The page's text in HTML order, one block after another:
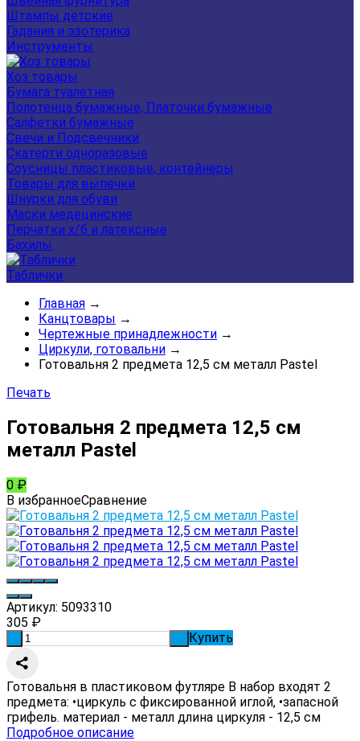
Штампы детские
Гадания и эзотерика
Инструменты
Хоз товары
Бумага туалетная
Полотенца бумажные, Платочки бумажные
Салфетки бумажные
Свечи и Подсвечники
Скатерти одноразовые
Соусницы пластиковые, контейнеры
Товары для выпечки
Шнурки для обуви
Маски медецинские
Перчатки х/б и латексные
Бахилы
Таблички
Главная →
Канцтовары →
Чертежные принадлежности →
Циркули, готовальни →
Готовальня 2 предмета 12,5 см металл Pastel
Печать
Готовальня 2 предмета 12,5 см
металл Pastel
0 ₽
В избранноеСравнение
Артикул: 5093310
305 ₽
Купить
Готовальня в пластиковом футляре В набор входят 2
предмета: •циркуль с фиксированной иглой, •запасной
грифель. материал - металл длина циркуля - 12,5 см
Подробное описание